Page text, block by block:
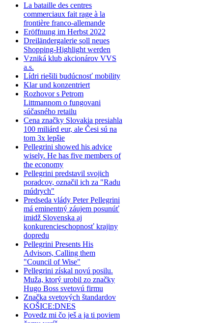
La bataille des centres
commerciaux fait rage à la
frontière franco-allemande
Eröffnung im Herbst 2022
Dreiländergalerie soll neues
Shopping-Highlight werden
Vzniká klub akcionárov VVS
a.s.
Lídri riešili budúcnosť mobility
Klar und konzentriert
Rozhovor s Petrom
Littmannom o fungovani
súčasného retailu
Cena značky Slovakia presiahla
100 miliárd eur, ale Česi sú na
tom 3x lepšie
Pellegrini showed his advice
wisely. He has five members of
the economy
Pellegrini predstavil svojich
poradcov, označil ich za "Radu
múdrych"
Predseda vlády Peter Pellegrini
má eminentný záujem posunúť
imidž Slovenska aj
konkurencieschopnosť krajiny
dopredu
Pellegrini Presents His
Advisors, Calling them
"Council of Wise"
Pellegrini získal novú posilu.
Muža, ktorý urobil zo značky
Hugo Boss svetovú firmu
Značka svetových štandardov
KOŠICE:DNES
Povedz mi čo ješ a ja ti poviem